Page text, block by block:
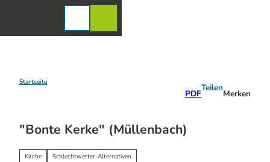
Startseite
PDF
Teilen
Merken
"Bonte Kerke" (Müllenbach)
Kirche Schlechtwetter-Alternativen